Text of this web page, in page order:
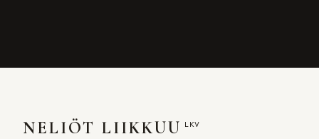
NELIÖT LIIKKUU LKV